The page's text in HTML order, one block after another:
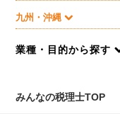
九州・沖縄
業種・目的から探す
みんなの税理士TOP